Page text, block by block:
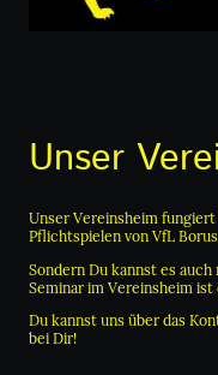
Unser
Unser Vereinsheim
Pflichtspielen von VfL
Sondern Du kannst es
Seminar im Vereinsheim ist
Du kannst uns über das
bei Dir!